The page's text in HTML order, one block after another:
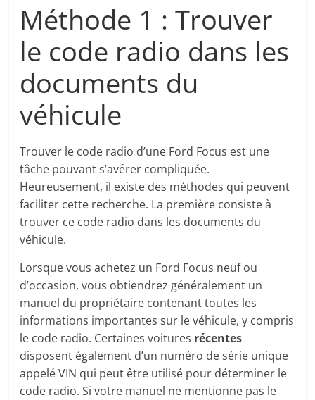
Méthode 1 : Trouver
le code radio dans les
documents du
véhicule
Trouver le code radio d’une Ford Focus est une
tâche pouvant s’avérer compliquée.
Heureusement, il existe des méthodes qui peuvent
faciliter cette recherche. La première consiste à
trouver ce code radio dans les documents du
véhicule.
Lorsque vous achetez un Ford Focus neuf ou
d’occasion, vous obtiendrez généralement un
manuel du propriétaire contenant toutes les
informations importantes sur le véhicule, y compris
le code radio. Certaines voitures récentes
disposent également d’un numéro de série unique
appelé VIN qui peut être utilisé pour déterminer le
code radio. Si votre manuel ne mentionne pas le